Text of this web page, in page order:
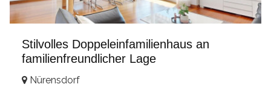
Stilvolles Doppeleinfamilienhaus an
familienfreundlicher Lage
Nürensdorf